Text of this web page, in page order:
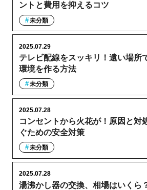
ントと費用を抑えるコツ
未分類
テレビ配線をスッキリ！遠い場所
環境を作る方法
2025.07.29
未分類
コンセントから火花が！原因と対
ぐための安全対策
2025.07.28
未分類
湯沸かし器の交換、相場はいくら
2025.07.28